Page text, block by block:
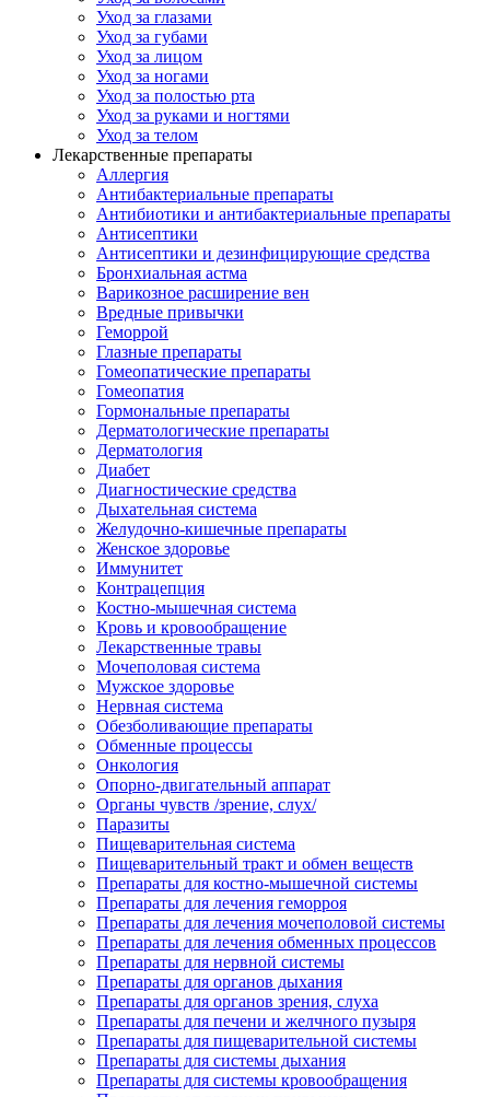
Уход за глазами
Уход за губами
Уход за лицом
Уход за ногами
Уход за полостью рта
Уход за руками и ногтями
Уход за телом
Лекарственные препараты
Аллергия
Антибактериальные препараты
Антибиотики и антибактериальные препараты
Антисептики
Антисептики и дезинфицирующие средства
Бронхиальная астма
Варикозное расширение вен
Вредные привычки
Геморрой
Глазные препараты
Гомеопатические препараты
Гомеопатия
Гормональные препараты
Дерматологические препараты
Дерматология
Диабет
Диагностические средства
Дыхательная система
Желудочно-кишечные препараты
Женское здоровье
Иммунитет
Контрацепция
Костно-мышечная система
Кровь и кровообращение
Лекарственные травы
Мочеполовая система
Мужское здоровье
Нервная система
Обезболивающие препараты
Обменные процессы
Онкология
Опорно-двигательный аппарат
Органы чувств /зрение, слух/
Паразиты
Пищеварительная система
Пищеварительный тракт и обмен веществ
Препараты для костно-мышечной системы
Препараты для лечения геморроя
Препараты для лечения мочеполовой системы
Препараты для лечения обменных процессов
Препараты для нервной системы
Препараты для органов дыхания
Препараты для органов зрения, слуха
Препараты для печени и желчного пузыря
Препараты для пищеварительной системы
Препараты для системы дыхания
Препараты для системы кровообращения